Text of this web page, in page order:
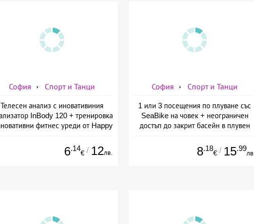
София Спорт и Танци
Телесен анализ с иновативиния
InBody 120 + тренировка
фитнес уреди от Happy
6.14
€ / 12лв.
София Спорт и Танци
1 или 3 посещения по плуване със
SeaBike на човек + неограничен
достъп до закрит басейн в плувен
8.18
€ / 15.99
лв.